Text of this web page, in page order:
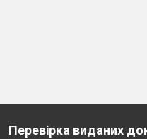
Перевірка виданих